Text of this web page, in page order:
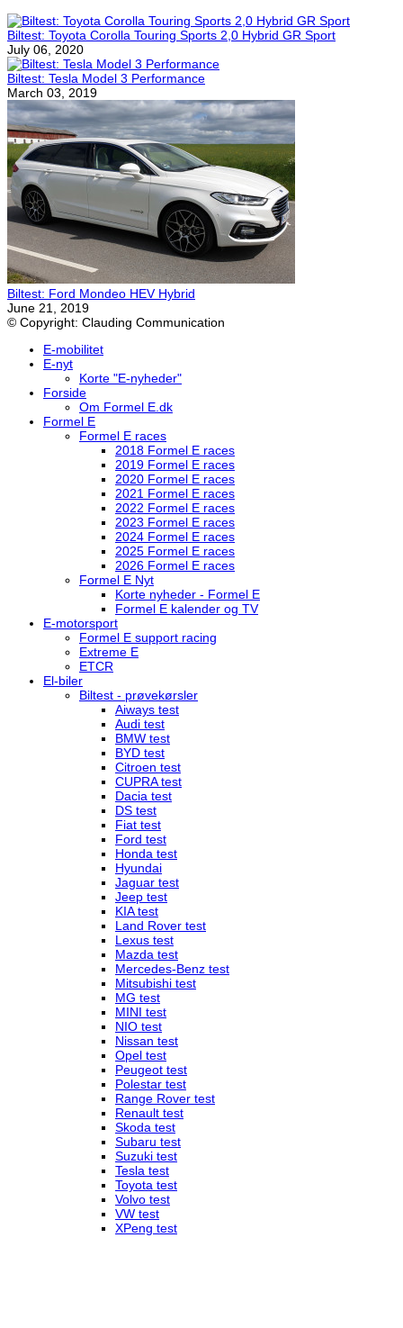
Biltest: Toyota Corolla Touring Sports 2,0 Hybrid GR Sport
July 06, 2020
Biltest: Tesla Model 3 Performance
March 03, 2019
Biltest: Ford Mondeo HEV Hybrid
June 21, 2019
© Copyright: Clauding Communication
E-mobilitet
E-nyt
Korte "E-nyheder"
Forside
Om Formel E.dk
Formel E
Formel E races
2018 Formel E races
2019 Formel E races
2020 Formel E races
2021 Formel E races
2022 Formel E races
2023 Formel E races
2024 Formel E races
2025 Formel E races
2026 Formel E races
Formel E Nyt
Korte nyheder - Formel E
Formel E kalender og TV
E-motorsport
Formel E support racing
Extreme E
ETCR
El-biler
Biltest - prøvekørsler
Aiways test
Audi test
BMW test
BYD test
Citroen test
CUPRA test
Dacia test
DS test
Fiat test
Ford test
Honda test
Hyundai
Jaguar test
Jeep test
KIA test
Land Rover test
Lexus test
Mazda test
Mercedes-Benz test
Mitsubishi test
MG test
MINI test
NIO test
Nissan test
Opel test
Peugeot test
Polestar test
Range Rover test
Renault test
Skoda test
Subaru test
Suzuki test
Tesla test
Toyota test
Volvo test
VW test
XPeng test